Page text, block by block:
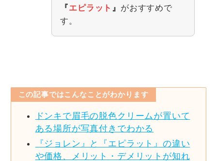
『エピラット 』 がおすすめで
す。
この記事ではこんなことがわかります
ドンキで眉毛の脱色クリームが置いて
ある場所が写真付きでわかる
『ジョレン』と『エピラット』の違い
や価格、メリット・デメリットが知れ